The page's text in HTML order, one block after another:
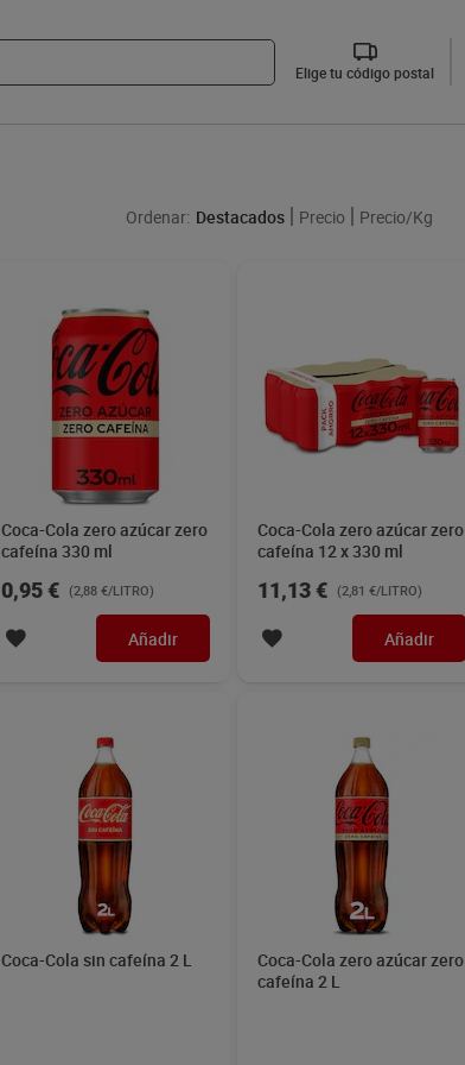
Elige tu código postal
Ordenar: Destacados Precio Precio/Kg
Coca-Cola zero azúcar zero
cafeína 330 ml
0,95 € (2,88 €/LITRO)
Añadir
Coca-Cola zero azúcar zero
cafeína 12 x 330 ml
11,13 € (2,81 €/LITRO)
Añadir
Coca-Cola sin cafeína 2 L
Coca-Cola zero azúcar zero
cafeína 2 L